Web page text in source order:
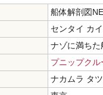
船体解剖図
センタイ カ
ナゾに満ち
プニップク
ナカムラ タツ